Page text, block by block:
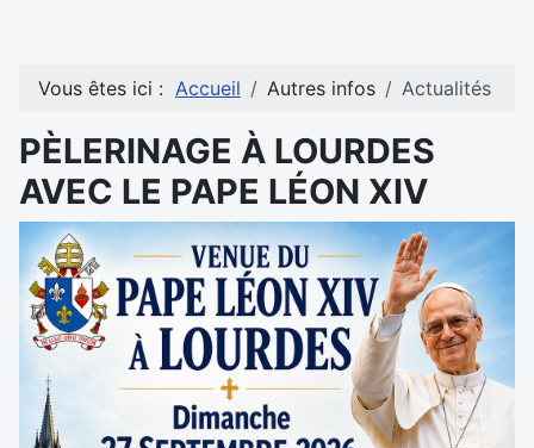
Vous êtes ici : Accueil Autres infos Actualités
PÈLERINAGE À LOURDES
AVEC LE PAPE LÉON XIV